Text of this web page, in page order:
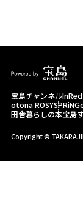
宝島チャンネルInRed
otona ROSYSPRiNG
田舎暮らしの本宝島
Copyright ©